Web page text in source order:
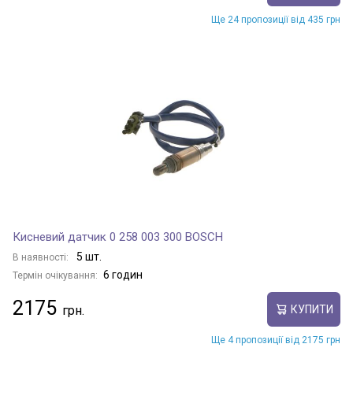
Ще 24 пропозиції від 435 грн
Кисневий датчик 0 258 003 300 BOSCH
В наявності: 5 шт.
Термін очікування: 6 годин
2175 КУПИТИ
Ще 4 пропозиції від 2175 грн